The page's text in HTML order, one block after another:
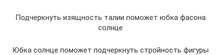
Подчеркнуть изящность талии поможет юбка фасона
солнце
Юбка солнце поможет подчеркнуть стройность фигуры